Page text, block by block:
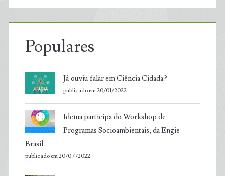
Populares
Já ouviu falar em Ciência Cidadã?
publicado em 20/01/2022
Idema participa do Workshop de
Programas Socioambientais, da Engie
Brasil
publicado em 20/07/2022